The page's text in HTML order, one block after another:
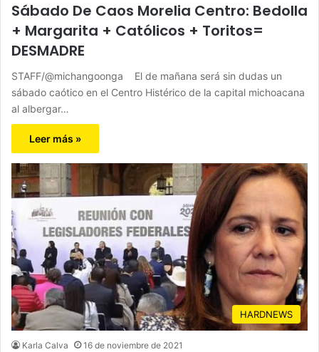
Sábado De Caos Morelia Centro: Bedolla
+ Margarita + Católicos + Toritos=
DESMADRE
STAFF/@michangoonga El de mañana será sin dudas un
sábado caótico en el Centro Histérico de la capital michoacana
al albergar…
Leer más »
HARDNEWS
Karla Calva 16 de noviembre de 2021